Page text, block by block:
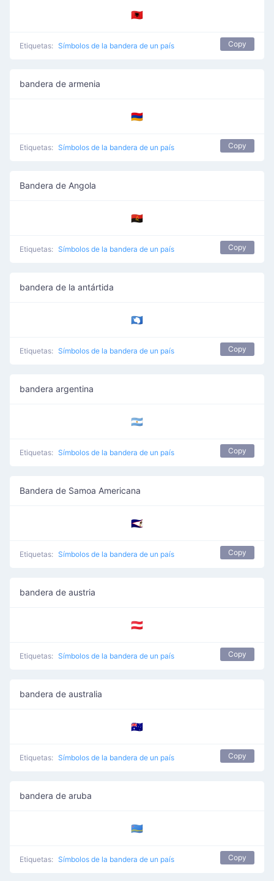
🇦🇱
Etiquetas: Símbolos de la bandera de un país Copy
bandera de armenia
🇦🇲
Etiquetas: Símbolos de la bandera de un país Copy
Bandera de Angola
🇦🇴
Etiquetas: Símbolos de la bandera de un país Copy
bandera de la antártida
🇦🇶
Etiquetas: Símbolos de la bandera de un país Copy
bandera argentina
🇦🇷
Etiquetas: Símbolos de la bandera de un país Copy
Bandera de Samoa Americana
🇦🇸
Etiquetas: Símbolos de la bandera de un país Copy
bandera de austria
🇦🇹
Etiquetas: Símbolos de la bandera de un país Copy
bandera de australia
🇦🇺
Etiquetas: Símbolos de la bandera de un país Copy
bandera de aruba
🇦🇼
Etiquetas: Símbolos de la bandera de un país Copy